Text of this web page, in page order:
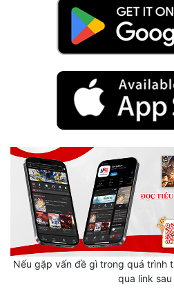
Lịch Sử
Mưu Mô
Mạt Thế
Mỹ Thực
Ngôn Tình
Nếu gặp vấn đề gì trong quá trình
qua link sau